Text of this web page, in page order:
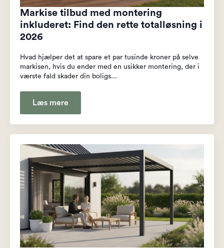
Markise tilbud med montering
inkluderet: Find den rette totalløsning i
2026
Hvad hjælper det at spare et par tusinde kroner på selve
markisen, hvis du ender med en usikker montering, der i
værste fald skader din boligs...
Læs mere